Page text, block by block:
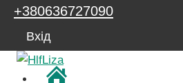
Перейти
+380636727090
Вхід